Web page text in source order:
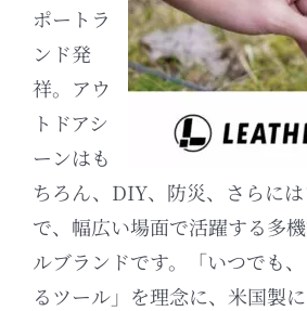
ポートラ
ンド発
祥。アウ
トドアシ
ーンはも
ちろん、DIY、防災、さらに
で、幅広い場面で活躍する多
ルブランドです。
「いつでも
るツール」を理念に、米国製